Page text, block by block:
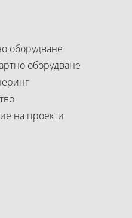
оборудване
оборудване
на проекти